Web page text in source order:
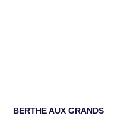
BERTHE AUX GRANDS